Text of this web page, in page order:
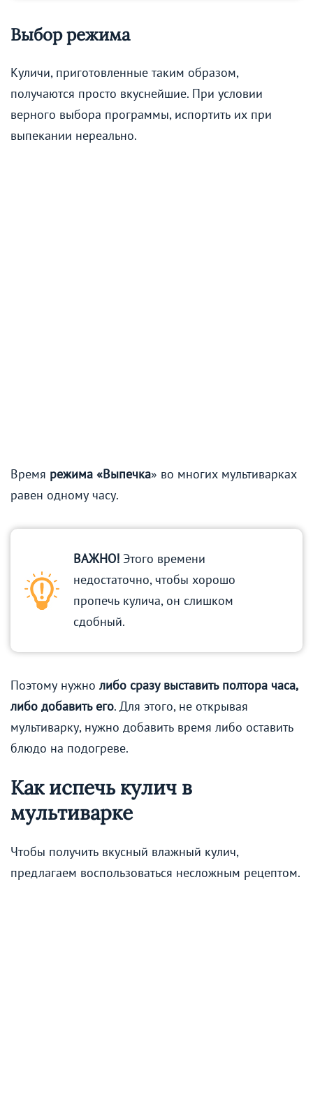
Выбор режима
Куличи, приготовленные таким образом,
получаются просто вкуснейшие. При условии
верного выбора программы, испортить их при
выпекании нереально.
Время режима «Выпечка» во многих мультиварках
равен одному часу.
ВАЖНО! Этого времени
недостаточно, чтобы хорошо
пропечь кулича, он слишком
сдобный.
Поэтому нужно либо сразу выставить полтора часа,
либо добавить его. Для этого, не открывая
мультиварку, нужно добавить время либо оставить
блюдо на подогреве.
Как испечь кулич в
мультиварке
Чтобы получить вкусный влажный кулич,
предлагаем воспользоваться несложным рецептом.